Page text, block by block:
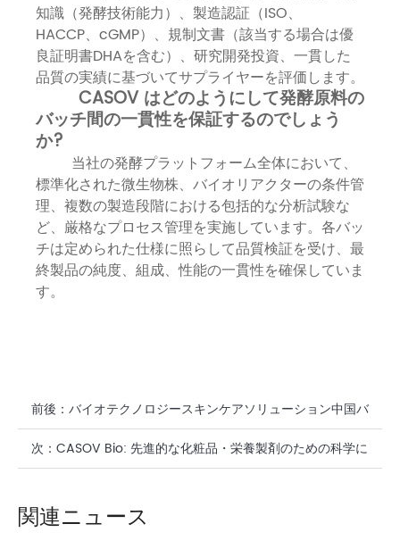
知識（発酵技術能力）、製造認証（ISO、
HACCP、cGMP）、規制文書（該当する場合は優
良証明書DHAを含む）、研究開発投資、一貫した
品質の実績に基づいてサプライヤーを評価します。
CASOV はどのようにして発酵原料の
バッチ間の一貫性を保証するのでしょう
か?
当社の発酵プラットフォーム全体において、
標準化された微生物株、バイオリアクターの条件管
理、複数の製造段階における包括的な分析試験な
ど、厳格なプロセス管理を実施しています。各バッ
チは定められた仕様に照らして品質検証を受け、最
終製品の純度、組成、性能の一貫性を確保していま
す。
前後： バイオテクノロジースキンケアソリューション中国バ
イオテクノロジー産業ヘルスケアにおけるイノベーション
次： CASOV Bio: 先進的な化粧品・栄養製剤のための科学に
関連ニュース